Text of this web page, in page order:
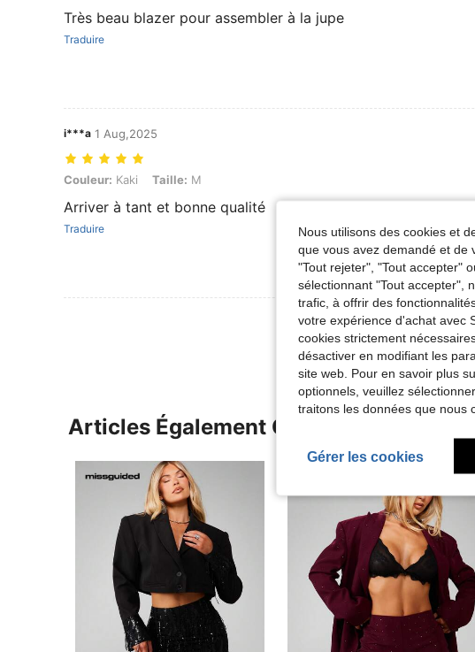
Très beau blazer pour assembler à la jupe
Traduire
i***a 1 Aug,2025
Couleur: Kaki, Taille: M
Couleur: Kaki Taille: M
Arriver à tant et bonne qualité
Traduire
Voir Plus D'avis
Articles Également Consultés
Nous utilisons des cookies et
que vous avez demandé et de
"Tout rejeter", "Tout accepter"
sélectionnant "Tout accepter",
trafic, à offrir des
votre expérience d'achat avec
cookies strictement
désactiver en modifiant les
site web. Pour en savoir plus
optionnels, veuillez
traitons les données que nous
Gérer les cookies